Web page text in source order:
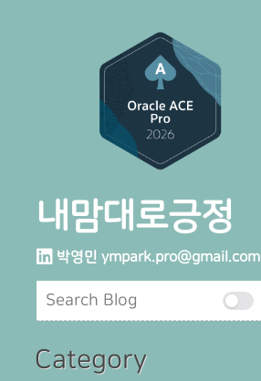
내맘대로긍정
박영민 ympark.pro@gmail.com
Category